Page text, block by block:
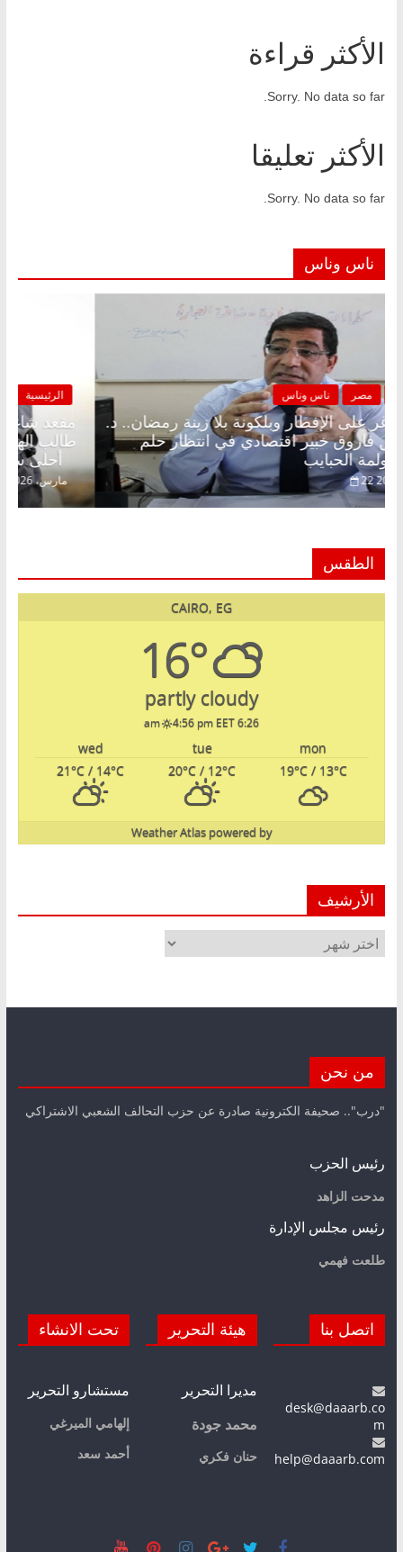
الأكثر قراءة
Sorry. No data so far.
الأكثر تعليقا
Sorry. No data so far.
ناس وناس
الرئيسية مصر ناس وناس
مقعد شاغر على الإفطار وبلكونة بلا زينة رمضان.. د.
عبدالخالق فاروق خبير اقتصادي في انتظار حلم
الحرية ولمة الحبايب
22 فبراير، 2026
الطقس
CAIRO, EG
16°
partly cloudy
6:26 am
4:56 pm EET
mon
tue
wed
19°C/ 13°C
20°C / 12°C
21°C / 14°C
powered by
Weather Atlas
الأرشيف
الأرشيف
من نحن
"درب".. صحيفة الكترونية صادرة عن حزب التحالف الشعبي الاشتراكي
رئيس الحزب
مدحت الزاهد
رئيس مجلس الإدارة
طلعت فهمي
اتصل بنا
desk@daaarb.co
m
help@daaarb.com
هيئة التحرير
مديرا التحرير
محمد جودة
حنان فكري
تحت الانشاء
مستشارو التحرير
إلهامي الميرغي
أحمد سعد